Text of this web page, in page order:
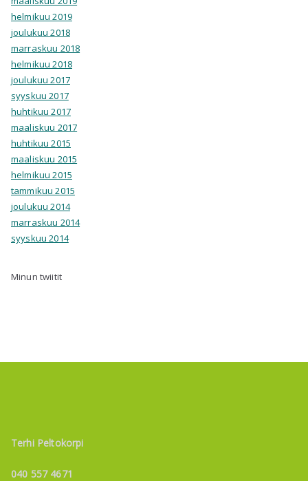
helmikuu 2019
joulukuu 2018
marraskuu 2018
helmikuu 2018
joulukuu 2017
syyskuu 2017
huhtikuu 2017
maaliskuu 2017
huhtikuu 2015
maaliskuu 2015
helmikuu 2015
tammikuu 2015
joulukuu 2014
marraskuu 2014
syyskuu 2014
Minun twiitit
Terhi Peltokorpi
040 557 4671